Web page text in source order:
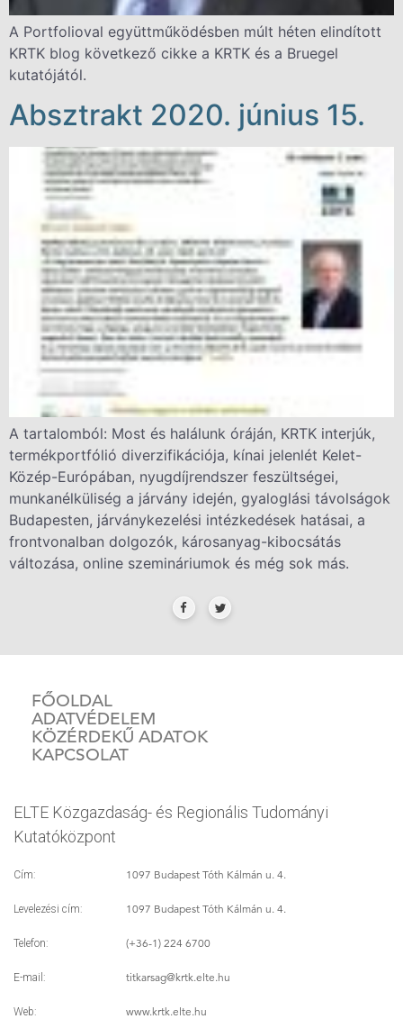
A Portfolioval együttműködésben múlt héten elindított
KRTK blog következő cikke a KRTK és a Bruegel
kutatójától.
Absztrakt 2020. június 15.
A tartalomból: Most és halálunk óráján, KRTK interjúk,
termékportfólió diverzifikációja, kínai jelenlét Kelet-
Közép-Európában, nyugdíjrendszer feszültségei,
munkanélküliség a járvány idején, gyaloglási távolságok
Budapesten, járványkezelési intézkedések hatásai, a
frontvonalban dolgozók, károsanyag-kibocsátás
változása, online szemináriumok és még sok más.
FŐOLDAL
ADATVÉDELEM
KÖZÉRDEKŰ ADATOK
KAPCSOLAT
ELTE Közgazdaság- és Regionális Tudományi
Kutatóközpont
Cím: 1097 Budapest Tóth Kálmán u. 4.
Levelezési cím: 1097 Budapest Tóth Kálmán u. 4.
Telefon: (+36-1) 224 6700
E-mail: titkarsag@krtk.elte.hu
Web: www.krtk.elte.hu